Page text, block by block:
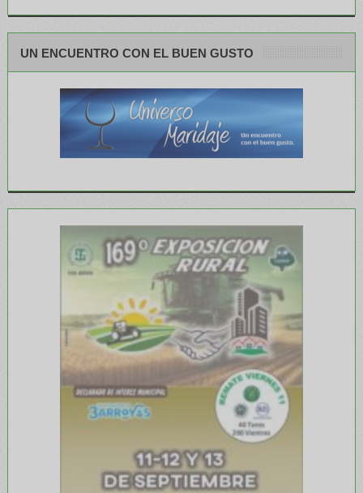
UN ENCUENTRO CON EL BUEN GUSTO